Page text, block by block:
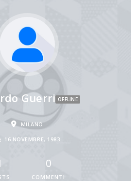
Guerri OFFLINE
MILANO
16 NOVEMBRE, 1983
0
COMMENTI